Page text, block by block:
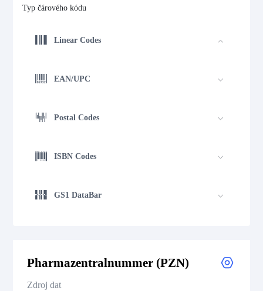
Typ čárového kódu
Linear Codes
EAN/UPC
Postal Codes
ISBN Codes
GS1 DataBar
Pharmazentralnummer (PZN)
Zdroj dat